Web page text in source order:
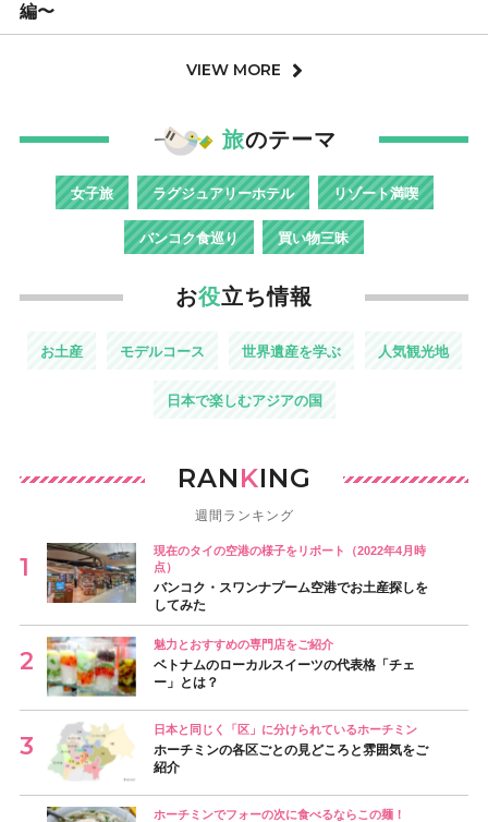
編〜
VIEW MORE
旅のテーマ
女子旅 ラグジュアリーホテル リゾート満喫
バンコク食巡り 買い物三昧
お役立ち情報
お土産 モデルコース 世界遺産を学ぶ 人気観光地
日本で楽しむアジアの国
RANKING
週間ランキング
現在のタイの空港の様子をリポート（2022年4月時
点）
バンコク・スワンナプーム空港でお土産探しを
してみた
魅力とおすすめの専門店をご紹介
ベトナムのローカルスイーツの代表格「チェ
ー」とは？
日本と同じく「区」に分けられているホーチミン
ホーチミンの各区ごとの見どころと雰囲気をご
紹介
ホーチミンでフォーの次に食べるならこの麺！